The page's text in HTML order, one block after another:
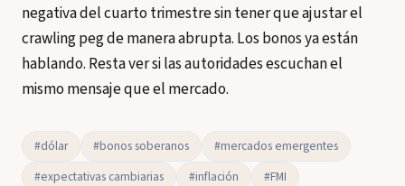
negativa del cuarto trimestre sin tener que ajustar el
crawling peg de manera abrupta. Los bonos ya están
hablando. Resta ver si las autoridades escuchan el
mismo mensaje que el mercado.
#dólar #bonos soberanos
#mercados emergentes
#expectativas cambiarias
#inflación #FMI